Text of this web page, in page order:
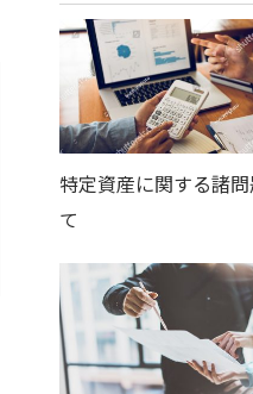
特定資産に関する諸
て